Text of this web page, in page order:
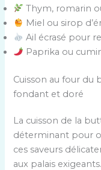
Thym, romarin
Miel ou sirop
Ail écrasé pour
Paprika ou
Cuisson au four du
fondant et doré
La cuisson de la
déterminant pour
ces saveurs
aux palais